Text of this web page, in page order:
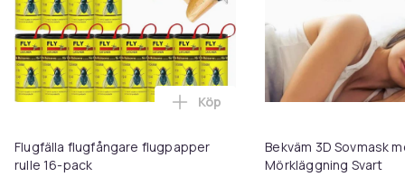
Flugfälla flugfångare flugpapper
rulle 16-pack
Lägg till Flugfälla flugfångare
Köp
Bekväm 3D Sovmask
Mörkläggning Svart